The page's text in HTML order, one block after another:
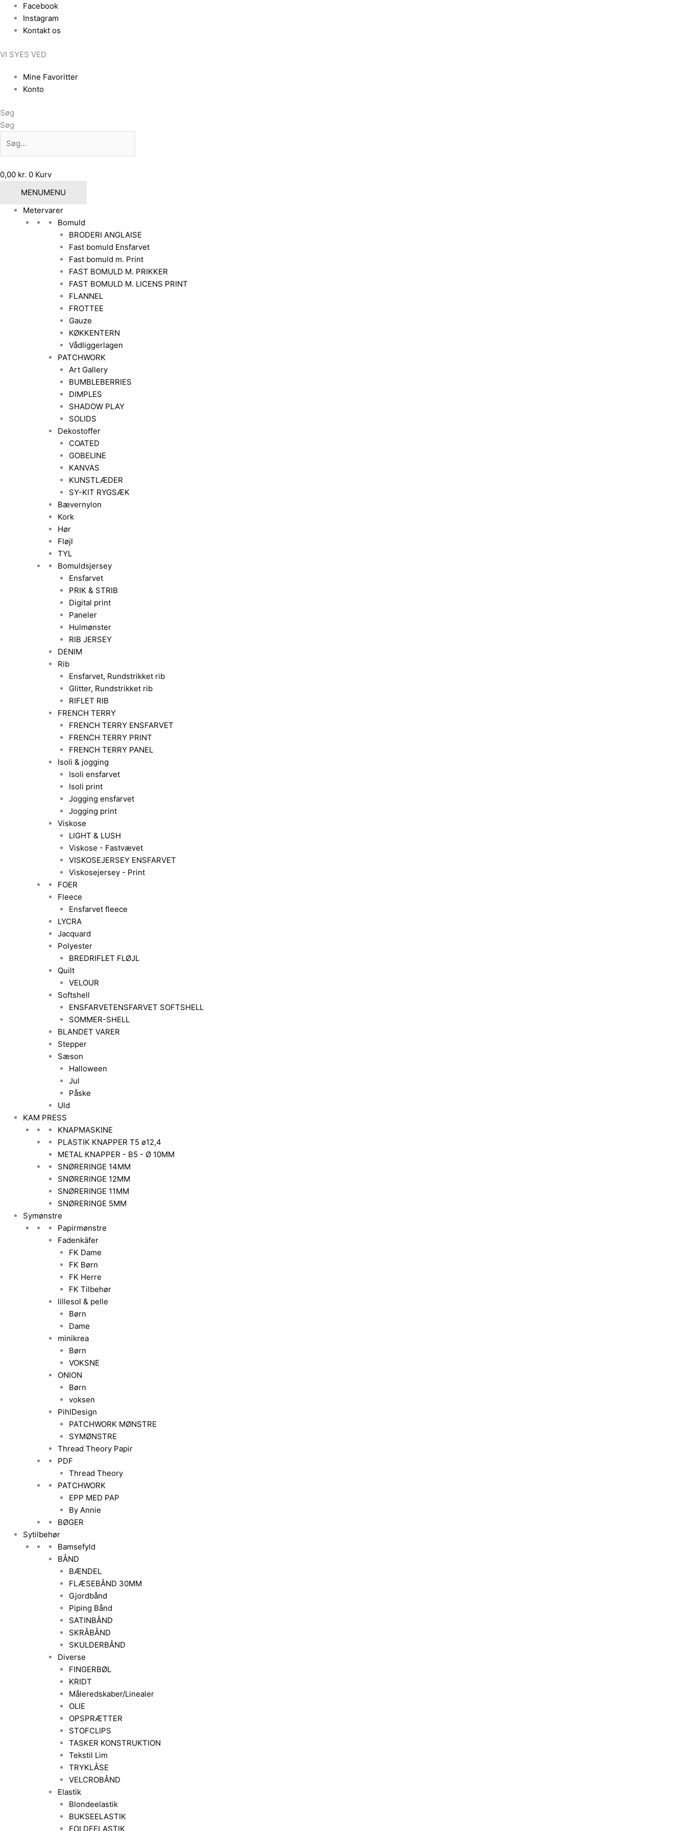
indholdet
Facebook
Instagram
Kontakt os
VI SYES VED
Mine Favoritter
Konto
Søg
Søg
0,00 kr. 0 Kurv
MENUMENU
Metervarer
Bomuld
BRODERI ANGLAISE
Fast bomuld Ensfarvet
Fast bomuld m. Print
FAST BOMULD M. PRIKKER
FAST BOMULD M. LICENS PRINT
FLANNEL
FROTTEE
Gauze
KØKKENTERN
Vådliggerlagen
PATCHWORK
Art Gallery
BUMBLEBERRIES
DIMPLES
SHADOW PLAY
SOLIDS
Dekostoffer
COATED
GOBELINE
KANVAS
KUNSTLÆDER
SY-KIT RYGSÆK
Bævernylon
Kork
Hør
Fløjl
TYL
Bomuldsjersey
Ensfarvet
PRIK & STRIB
Digital print
Paneler
Hulmønster
RIB JERSEY
DENIM
Rib
Ensfarvet, Rundstrikket rib
Glitter, Rundstrikket rib
RIFLET RIB
FRENCH TERRY
FRENCH TERRY ENSFARVET
FRENCH TERRY PRINT
FRENCH TERRY PANEL
Isoli & jogging
Isoli ensfarvet
Isoli print
Jogging ensfarvet
Jogging print
Viskose
LIGHT & LUSH
Viskose - Fastvævet
VISKOSEJERSEY ENSFARVET
Viskosejersey - Print
FOER
Fleece
Ensfarvet fleece
LYCRA
Jacquard
Polyester
BREDRIFLET FLØJL
Quilt
VELOUR
Softshell
ENSFARVETENSFARVET SOFTSHELL
SOMMER-SHELL
BLANDET VARER
Stepper
Sæson
Halloween
Jul
Påske
Uld
KAM PRESS
KNAPMASKINE
PLASTIK KNAPPER T5 ø12,4
METAL KNAPPER - B5 - Ø 10MM
SNØRERINGE 14MM
SNØRERINGE 12MM
SNØRERINGE 11MM
SNØRERINGE 5MM
Symønstre
Papirmønstre
Fadenkäfer
FK Dame
FK Børn
FK Herre
FK Tilbehør
lillesol & pelle
Børn
Dame
minikrea
Børn
VOKSNE
ONION
Børn
voksen
PihlDesign
PATCHWORK MØNSTRE
SYMØNSTRE
Thread Theory Papir
PDF
Thread Theory
PATCHWORK
EPP MED PAP
By Annie
BØGER
Sytilbehør
Bamsefyld
BÅND
BÆNDEL
FLÆSEBÅND 30MM
Gjordbånd
Piping Bånd
SATINBÅND
SKRÅBÅND
SKULDERBÅND
Diverse
FINGERBØL
KRIDT
Måleredskaber/Linealer
OLIE
OPSPRÆTTER
STOFCLIPS
TASKER KONSTRUKTION
Tekstil Lim
TRYKLÅSE
VELCROBÅND
Elastik
Blondeelastik
BUKSEELASTIK
FOLDEELASTIK